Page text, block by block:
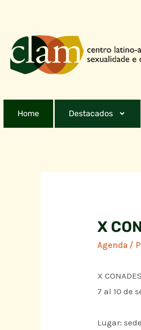
Home Destacados
X
Agenda /
X
7 al 10 de
Lugar: